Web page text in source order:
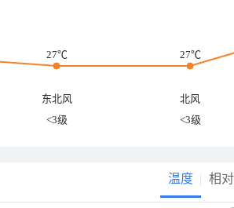
27℃
27℃
东北风 北风
<3级 <3级
温度 相